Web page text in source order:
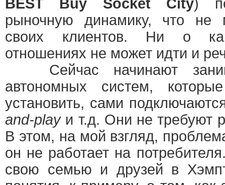
BEST Buy Socket City)
рыночную динамику, что не
своих клиентов. Ни о
отношениях не может идти и
Сейчас начинают
автономных систем,
установить, сами
and-playи т.д. Они не требуют
В этом, на мой взгляд,
он не работает на
свою семью и друзей в